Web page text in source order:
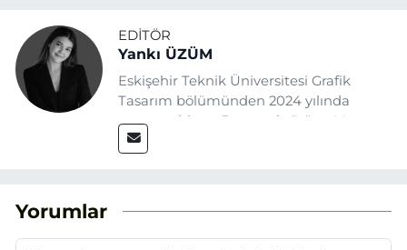
EDITÖR
Yankı ÜZÜM
Eskişehir Teknik Üniversitesi Grafik
Tasarım bölümünden 2024 yılında
mezun oldum. Basın sektörüne Mayıs
2025’te Eskişehir Haber Ajansı ile adım
aktarmayı hedefliyorum.
Yorumlar